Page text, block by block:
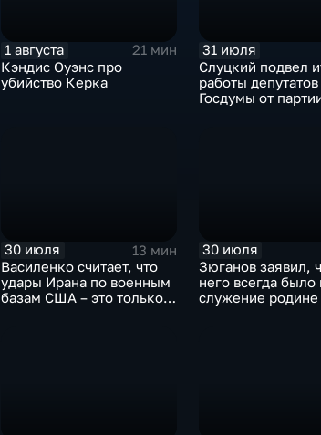
1 августа
21 мин
Кэндис Оуэнс про
убийство Керка
31 июля
Слуцкий подвел
работы депутатов
Госдумы от
30 июля
13 мин
Василенко считает, что
удары Ирана по военным
базам США – это только
30 июля
Зюганов заявил,
него всегда было
служение родине